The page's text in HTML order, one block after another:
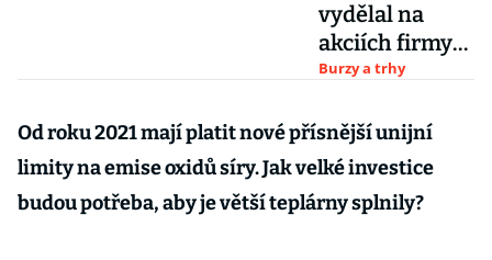
vydělal na
akciích firmy
16 milionů.
podniku
nevěří, vzkázal
Burzy a trhy
Od roku 2021 mají platit nové přísnější unijní
limity na emise oxidů síry. Jak velké investice
budou potřeba, aby je větší teplárny splnily?